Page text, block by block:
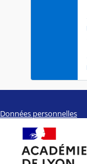
Données personnelles